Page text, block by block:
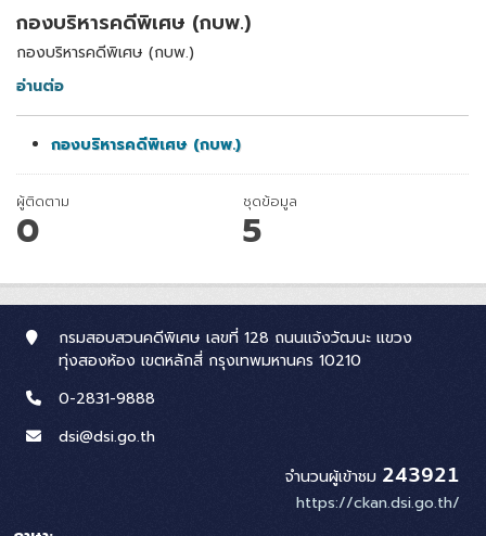
กองบริหารคดีพิเศษ (กบพ.)
กองบริหารคดีพิเศษ (กบพ.)
อ่านต่อ
กองบริหารคดีพิเศษ (กบพ.)
ผู้ติดตาม
0
ชุดข้อมูล
5
กรมสอบสวนคดีพิเศษ เลขที่ 128 ถนนแจ้งวัฒนะ แขวง
ทุ่งสองห้อง เขตหลักสี่ กรุงเทพมหานคร 10210
0-2831-9888
dsi@dsi.go.th
จำนวนผู้เข้าชม 243921
https://ckan.dsi.go.th/